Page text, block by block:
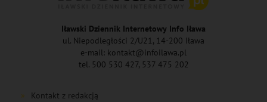
Iławski Dziennik Internetowy Info Iława
ul. Niepodległości 2/U21, 14-200 Iława
e-mail: kontakt@infoilawa.pl
tel. 500 530 427, 537 475 202
Kontakt z redakcją